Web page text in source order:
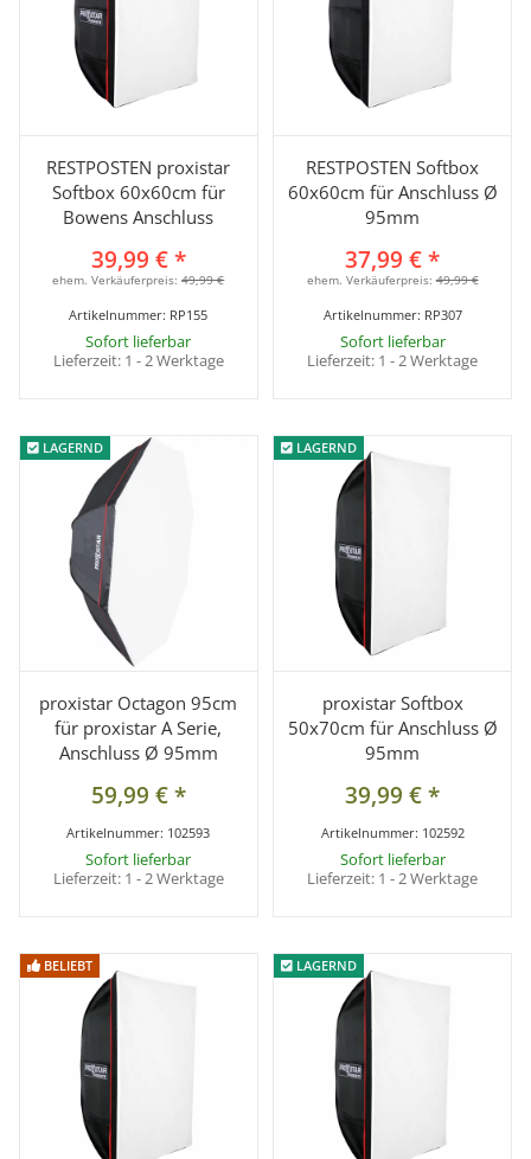
RESTPOSTEN proxistar
Softbox 60x60cm für
Bowens Anschluss
39,99 €*
ehem. Verkäuferpreis:49,99 €
Artikelnummer: RP155
Sofort lieferbar
Lieferzeit: 1 - 2 Werktage
RESTPOSTEN Softbox
60x60cm für Anschluss Ø
95mm
37,99 €*
ehem. Verkäuferpreis:49,99 €
Artikelnummer: RP307
Sofort lieferbar
Lieferzeit: 1 - 2 Werktage
LAGERND
LAGERND
proxistar Octagon 95cm
für proxistar A Serie,
Anschluss Ø 95mm
59,99 €*
Artikelnummer: 102593
Sofort lieferbar
Lieferzeit: 1 - 2 Werktage
LAGERND
LAGERND
proxistar Softbox
50x70cm für Anschluss Ø
95mm
39,99 €*
Artikelnummer: 102592
Sofort lieferbar
Lieferzeit: 1 - 2 Werktage
BELIEBT
BELIEBT LAGERND
LAGERND